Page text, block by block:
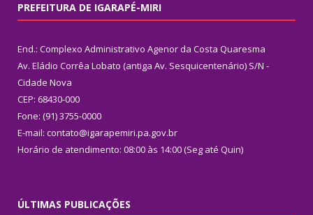
PREFEITURA DE IGARAPÉ-MIRI
End.: Complexo Administrativo Agenor da Costa Quaresma
Av. Eládio Corrêa Lobato (antiga Av. Sesquicentenário) S/N -
Cidade Nova
CEP: 68430-000
Fone: (91) 3755-0000
E-mail: contato@igarapemiri.pa.gov.br
Horário de atendimento: 08:00 às 14:00 (Seg até Quin)
ÚLTIMAS PUBLICAÇÕES